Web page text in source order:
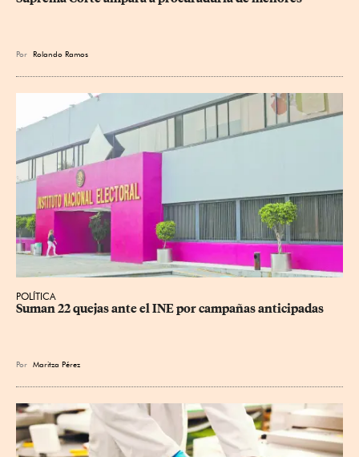
Por Rolando Ramos
POLÍTICA
Suman 22 quejas ante el INE por campañas anticipadas
Por Maritza Pérez